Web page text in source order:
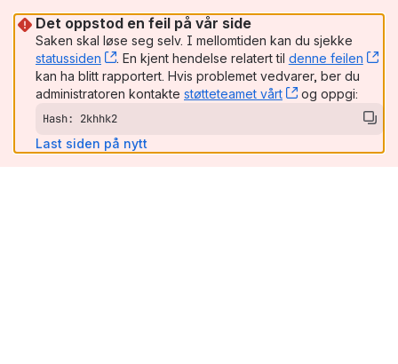
Det oppstod en feil på vår side
Saken skal løse seg selv. I mellomtiden kan du sjekke
statussiden
, (opens new window)
. En kjent hendelse relatert til denne feilen
,
kan ha blitt rapportert. Hvis problemet vedvarer, ber du
administratoren kontakte støtteteamet vårt , (opens new
og oppgi:
Hash: 2khhk2
Last siden på nytt